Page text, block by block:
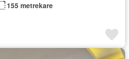
155 metrekare